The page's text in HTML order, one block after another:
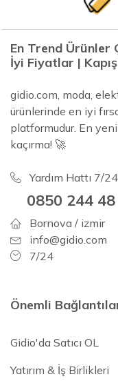
En Trend Ürünler
İyi Fiyatlar |
gidio.com, moda,
ürünlerinde en iyi
platformudur. En
kaçırma! 🚀
Yardım Hattı 7/
0850 244
Bornova / izmir
info@gidio.com
7/24
Önemli
Gidio'da Satıcı OL
Yatırım & İş Birlikleri